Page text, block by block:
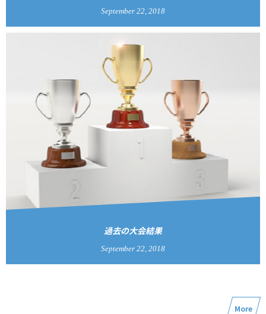
September 22, 2018
過去の大会結果
September 22 2018
More